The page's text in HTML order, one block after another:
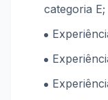
categoria E;